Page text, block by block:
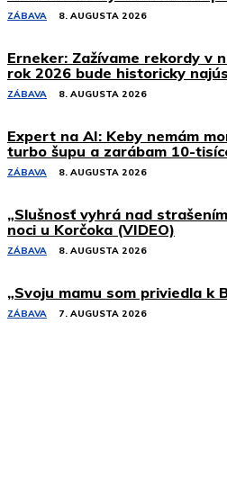
ZÁBAVA 8. AUGUSTA 2026
Erneker: Zažívame rekordy v
rok 2026 bude historicky
ZÁBAVA 8. AUGUSTA 2026
Expert na AI: Keby nemám
turbo šupu a zarábam 10-
ZÁBAVA 8. AUGUSTA 2026
„Slušnosť vyhrá nad
noci u Korčoka (VIDEO)
ZÁBAVA 8. AUGUSTA 2026
„Svoju mamu som priviedla k
ZÁBAVA 7. AUGUSTA 2026